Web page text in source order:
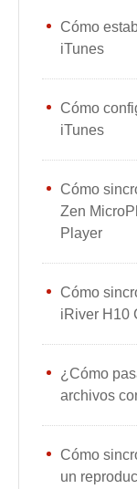
Cómo
iTunes
Cómo
iTunes
Cómo
Zen
Player
Cómo
iRiver H10
¿Cómo
archivos
Cómo
un